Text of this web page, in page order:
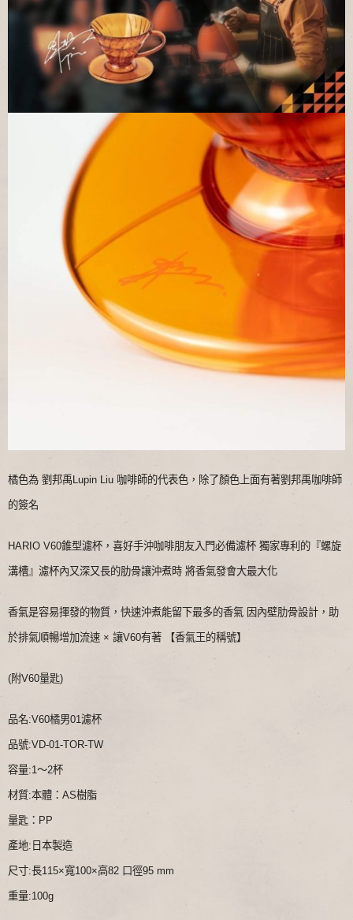
橘色為 劉邦禹Lupin Liu 咖啡師的代表色，除了顏色上面有著劉邦禹咖啡師
的簽名
HARIO V60錐型濾杯，喜好手沖咖啡朋友入門必備濾杯 獨家專利的『螺旋
溝槽』濾杯內又深又長的肋骨讓沖煮時 將香氣發會大最大化
香氣是容易揮發的物質，快速沖煮能留下最多的香氣 因內壁肋骨設計，助
於排氣順暢增加流速 × 讓V60有著 【香氣王的稱號】
(附V60量匙)
品名:V60橘男01濾杯
品號:VD-01-TOR-TW
容量:1～2杯
材質:本體：AS樹脂
量匙：PP
產地:日本製造
尺寸:長115×寬100×高82 口徑95 mm
重量:100g